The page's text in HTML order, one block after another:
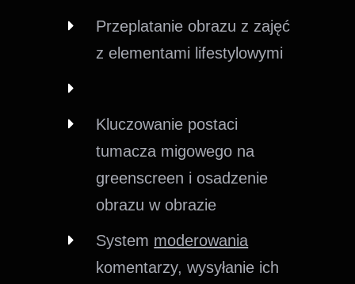
Przeplatanie obrazu z zajęć
z elementami lifestylowymi
Kluczowanie postaci
tumacza migowego na
greenscreen i osadzenie
obrazu w obrazie
System moderowania
komentarzy, wysyłanie ich